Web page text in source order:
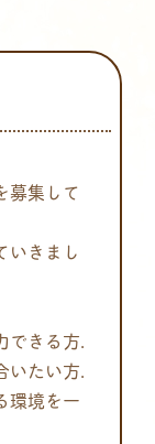
募集して
いきまし
できる方.
いたい方.
環境を一